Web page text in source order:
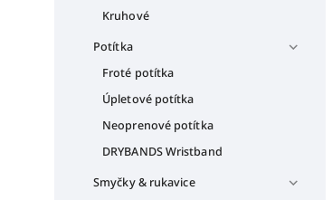
Kruhové
Potítka
Froté potítka
Úpletové potítka
Neoprenové potítka
DRYBANDS Wristband
Smyčky & rukavice